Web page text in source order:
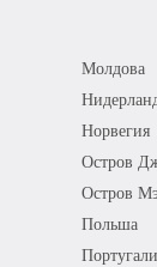
Молдова
Норвегия
Остров
Остров
Польша